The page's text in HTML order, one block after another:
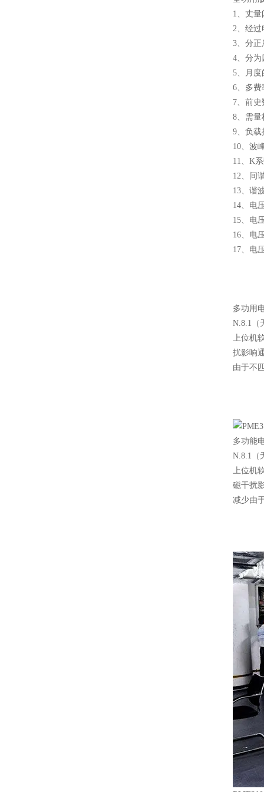
1、丈
2、经过
3、分正
4、分为
5、月度
6、多费
7、前
8、需量
9、负载
10、波
11、K
12、间
13、谐
14、电
15、电
16、电
17、电
多功用
N.8.1（
上位机
扰影响
由于不
多功能
N.8.1（
上位机
磁干扰
减少由